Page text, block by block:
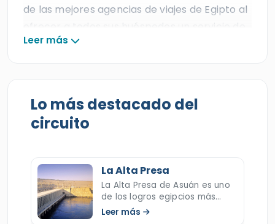
de las mejores agencias de viajes de Egipto al
ofrecer a todos sus huéspedes un servicio de
excelencia, con guía egiptólogo y vehículo
Todos nuestros clientes podrán descubrir la
belleza de la antigua ciudad de Asuán en una
emblemáticos, como laAlta Presa
Obelisco Inacabadoy elTemplo de Filae
No pierda la oportunidad de vivir esta
Leer más
Lo más destacado del
circuito
La Alta Presa
La Alta Presa de Asuán es uno
de los logros egipcios más
importantes durante el siglo
Leer más